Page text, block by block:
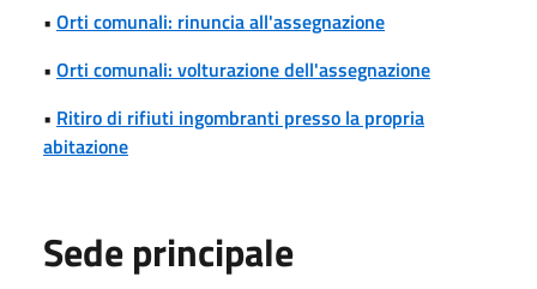
• Orti comunali: rinuncia all'assegnazione
• Orti comunali: volturazione dell'assegnazione
• Ritiro di rifiuti ingombranti presso la propria
abitazione
Sede principale